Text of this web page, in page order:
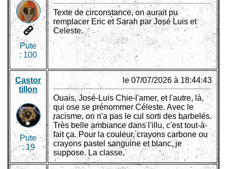
Pute
: 100
Texte de circonstance, on aurait pu
remplacer Eric et Sarah par José Luis et
Celeste.
Castor
tillon
Pute
:19
le 07/07/2026 à 18:44:43
Ouais, José-Luis Chie-l'amer, et l'autre, là,
qui ose se prénommer Céleste. Avec le
racisme, on n'a pas le cul sorti des barbelés.
Très belle ambiance dans l'illu, c'est tout-à-
fait ça. Pour la couleur, crayons carbone ou
crayons pastel sanguine et blanc, je
suppose. La classe.